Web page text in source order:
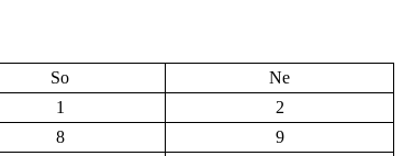
So
Ne
1
2
8
9